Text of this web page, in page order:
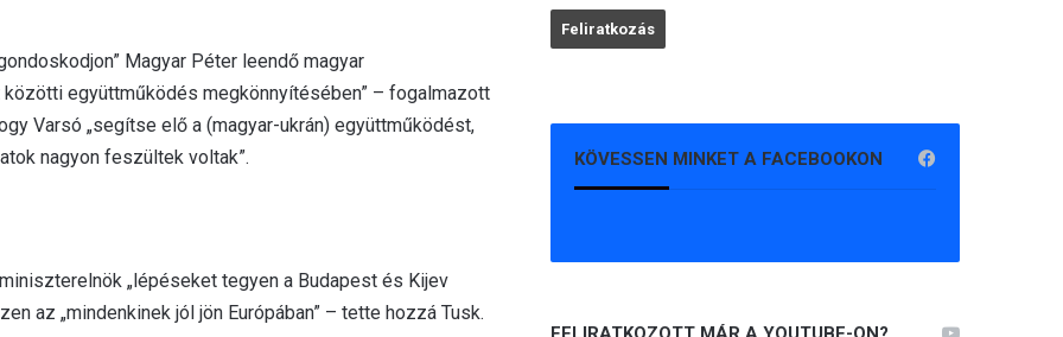
Magyar Péter leendő magyar
együttműködés megkönnyítésében” – fogalmazott
Varsó „segítse elő a (magyar-ukrán) együttműködést,
nagyon feszültek voltak”.
„lépéseket tegyen a Budapest és Kijev
az „mindenkinek jól jön Európában” – tette hozzá Tusk.
KÖVESSEN MINKET A FACEBOOKON